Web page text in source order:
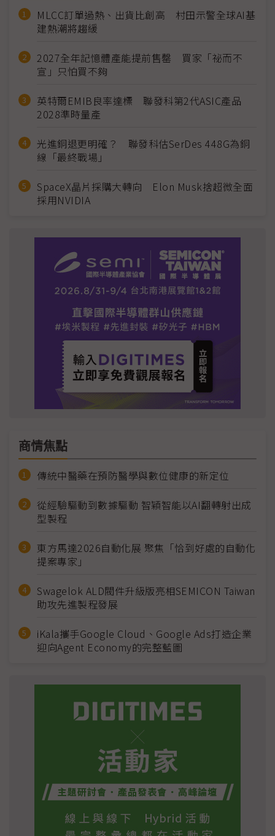
MLCC訂單過熱、出貨比創高 村田示警全球AI基
建熱潮將趨緩
2027全年記憶體產能提前售罄 買家「祕而不
宣」只怕買不夠
英特爾EMIB良率達標 聯發科第2代ASIC產品
2028準時量產
光進銅退更明確？ 聯發科估SerDes 448G為銅
線「最終戰場」
SpaceX晶片採購大轉向 Elon Musk捨超微全面
採用NVIDIA
商情焦點
傳統中醫藥在預防醫學與數位健康的新定位
從經驗驅動到數據驅動 智穎智能以AI翻轉射出成
型製程
東方馬達2026自動化展 聚焦「恰到好處的自動化
提案專家」
Swagelok ALD閥件升級版亮相SEMICON Taiwan
助攻先進製程發展
iKala攜手Google Cloud、Google Ads打造企業
迎向Agent Economy的完整藍圖